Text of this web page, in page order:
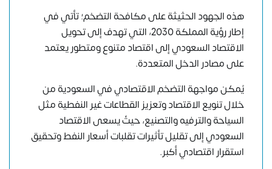
هذه الجهود الحثيثة على مكافحة التضخم؛ تأتي في
إطار رؤية المملكة 2030، التي تهدف إلى تحويل
الاقتصاد السعودي إلى اقتصاد متنوع ومتطور يعتمد
على مصادر الدخل المتعددة.
يُمكن مواجهة التضخم الاقتصادي في السعودية من
خلال تنويع الاقتصاد وتعزيز القطاعات غير النفطية مثل
السياحة والترفيه والتصنيع، حيثُ يسعى الاقتصاد
السعودي إلى تقليل تأثيرات تقلبات أسعار النفط وتحقيق
استقرار اقتصادي أكبر.